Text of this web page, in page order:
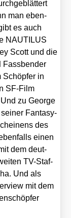
man eben­
es auch
NAUTILUS
Scott und die
Fass­ben­der
Schöp­fer in
SF-Film
zu Geor­ge
Fan­ta­sy-
des
einen
dem deut­
TV-Staf­
Und als
mit dem